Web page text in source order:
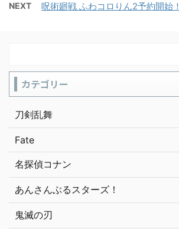
NEXT 呪術廻戦 ふわコロりん2予約開始！
カテゴリー
刀剣乱舞
Fate
名探偵コナン
あんさんぶるスターズ！
鬼滅の刃